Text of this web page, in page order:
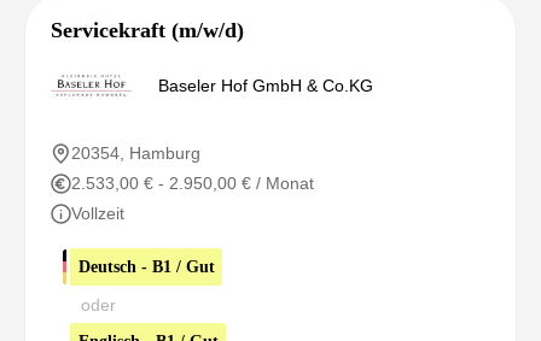
Servicekraft (m/w/d)
Baseler Hof GmbH & Co.KG
20354, Hamburg
2.533,00 € - 2.950,00 € / Monat
Vollzeit
Deutsch - B1 / Gut
oder